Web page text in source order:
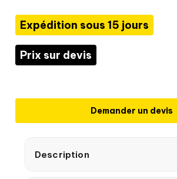
Expédition sous 15 jours
Prix sur devis
Demander un devis
Description